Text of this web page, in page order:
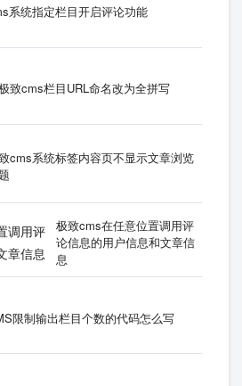
系统指定栏目开启评论功能
致cms栏目URL命名改为全拼写
cms系统标签内容页不显示文章浏览
极致cms在任意位置调用评
论信息的用户信息和文章信
息
限制输出栏目个数的代码怎么写